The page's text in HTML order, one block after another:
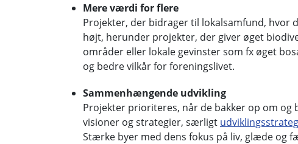
Mere værdi for flere
Projekter, der bidrager til lokalsamfund, hvor
højt, herunder projekter, der giver øget
områder eller lokale gevinster som fx øget
og bedre vilkår for foreningslivet.
Sammenhængende udvikling
Projekter prioriteres, når de bakker op om og
visioner og strategier, særligt
Stærke byer med dens fokus på liv, glæde og